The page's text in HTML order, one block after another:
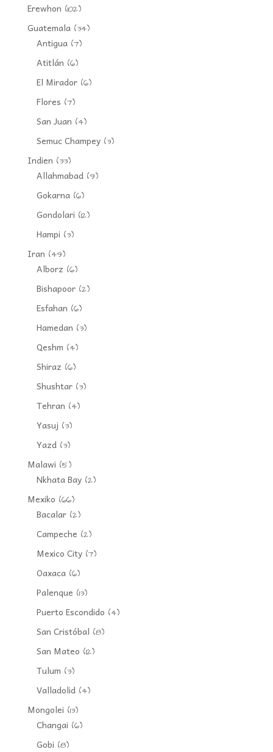
Erewhon (102)
Guatemala(34)
Antigua(7)
Atitlán (6)
El Mirador(6)
Flores (7)
San Juan (4)
Semuc Champey(3)
Indien (33)
Allahmabad(9)
Gokarna(6)
Gondolari (12)
Hampi (3)
Iran (49)
Alborz (6)
Bishapoor(2)
Esfahan (6)
Hamedan (3)
Qeshm (4)
Shiraz (6)
Shushtar(3)
Tehran (4)
Yasuj (3)
Yazd(3)
Malawi (5)
Nkhata Bay(2)
Mexiko (66)
Bacalar(2)
Campeche (2)
Mexico City(7)
Oaxaca(6)
Palenque (13)
Puerto Escondido (4)
San Cristóbal (8)
San Mateo (12)
Tulum (3)
Valladolid(4)
Mongolei (13)
Changai (6)
Gobi (8)